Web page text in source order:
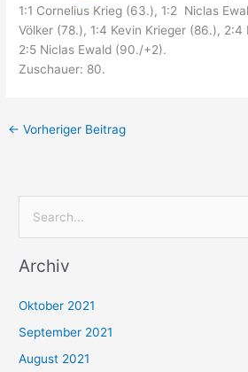
1:1 Cornelius Krieg (63.), 1:2 Niclas
Völker (78.), 1:4 Kevin Krieger (86.), 2:4
2:5 Niclas Ewald (90./+2).
Zuschauer: 80.
← Vorheriger Beitrag
c
n
n
Archiv
Oktober 2021
September 2021
August 2021